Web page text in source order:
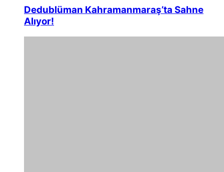
Dedublüman Kahramanmaraş’ta Sahne
Alıyor!